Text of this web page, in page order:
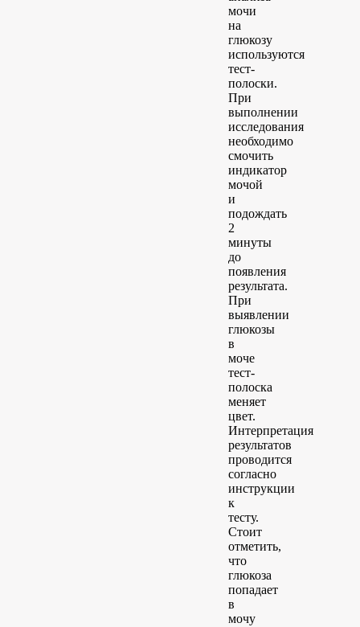
мочи
на
глюкозу
используются
тест-
полоски.
При
выполнении
исследования
необходимо
смочить
индикатор
мочой
и
подождать
2
минуты
до
появления
результата.
При
выявлении
глюкозы
в
моче
тест-
полоска
меняет
цвет.
Интерпретация
результатов
проводится
согласно
инструкции
к
тесту.
Стоит
отметить,
что
глюкоза
попадает
в
мочу